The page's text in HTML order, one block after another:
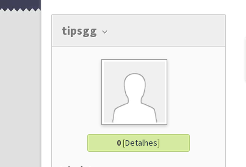
tipsgg
0[Detalhes]